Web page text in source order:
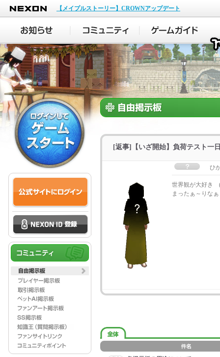
NEXON
【メイプルストーリー】CROWNアップデート
[返事]【いざ開始】負荷テスト一
ひ
世界観が大好き
まったぁ～りな